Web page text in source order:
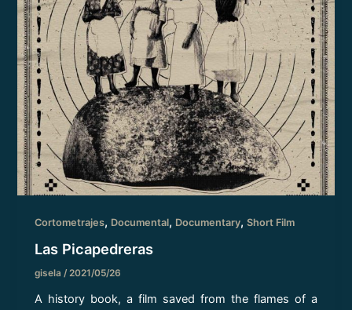
Cortometrajes, Documental, Documentary,Short Film
Las Picapedreras
gisela/2021/05/26
A history book, a film saved from the flames of a